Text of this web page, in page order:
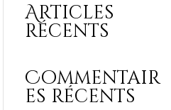
Articles
récents
Commentair
es récents